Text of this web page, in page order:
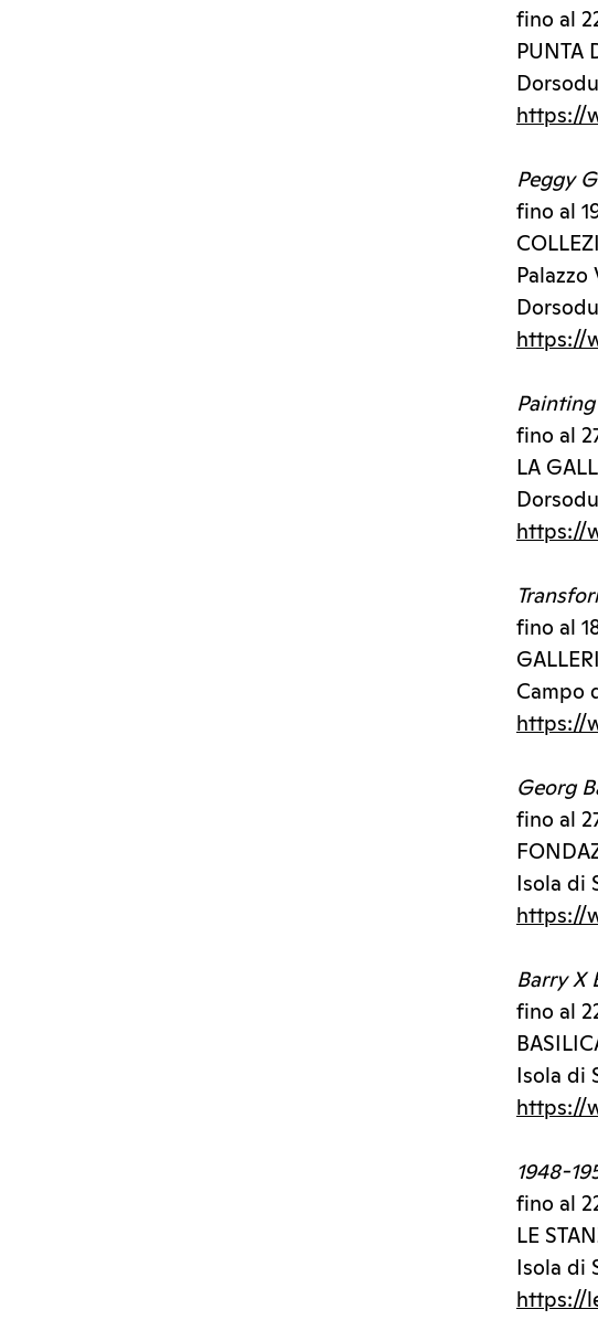
fino al
PUNTA
https://
Peggy
fino al
Palazzo
https://
Painting
fino al
LA
https://
fino al
Campo
https://
Georg
fino al
Isola di
https://
Barry X
fino al
Isola di
https://
1948-
fino al
LE
Isola di
https://